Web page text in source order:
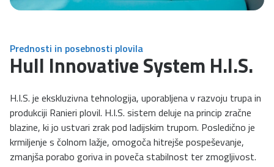
Prednosti in posebnosti plovila
Hull Innovative System H.I.S.
H.I.S. je ekskluzivna tehnologija, uporabljena v razvoju trupa in
produkciji Ranieri plovil. H.I.S. sistem deluje na princip zračne
blazine, ki jo ustvari zrak pod ladijskim trupom. Posledično je
krmiljenje s čolnom lažje, omogoča hitrejše pospeševanje,
zmanjša porabo goriva in poveča stabilnost ter zmogljivost.